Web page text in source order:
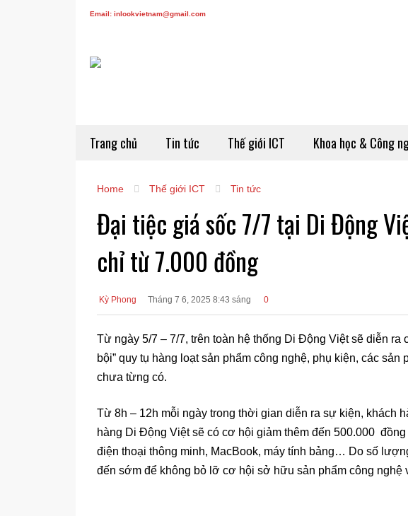
Email: inlookvietnam@gmail.com
Trang chủ Tin tức Thế giới ICT Khoa học & Công
Home Thế giới ICT Tin tức
Đại tiệc giá sốc 7/7 tại Di Động
chỉ từ 7.000 đồng
Kỳ Phong Tháng 7 6, 2025 8:43 sáng 0
Từ ngày 5/7 – 7/7, trên toàn hệ thống Di Động Việt sẽ diễn ra
bội” quy tụ hàng loạt sản phẩm công nghệ, phụ kiện, các
chưa từng có.
Từ 8h – 12h mỗi ngày trong thời gian diễn ra sự kiện, khách
hàng Di Động Việt sẽ có cơ hội giảm thêm đến 500.000
điện thoại thông minh, MacBook, máy tính bảng… Do số
đến sớm để không bỏ lỡ cơ hội sở hữu sản phẩm công nghệ